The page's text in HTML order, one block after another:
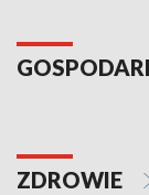
ZDROWIE